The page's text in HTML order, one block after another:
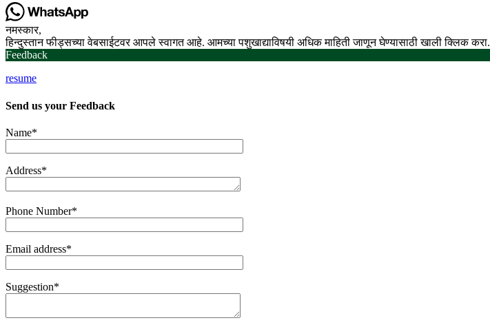
नमस्कार,
हिन्दुस्तान फीड्सच्या वेबसाईटवर आपले स्वागत आहे. आमच्या पशुखाद्याविषयी अधिक माहिती जाणून घेण्यासाठी खाली क्लिक करा.
Feedback
resume
Send us your Feedback
Name*
Address*
Phone Number*
Email address*
Suggestion*